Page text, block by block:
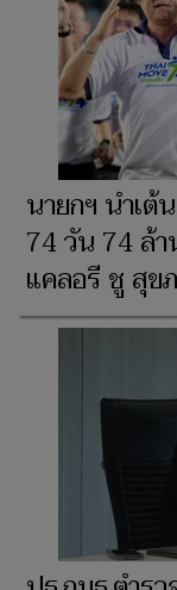
นายกฯ นำเต้
74 วัน 74 ล้
แคลอรี ชู สุข